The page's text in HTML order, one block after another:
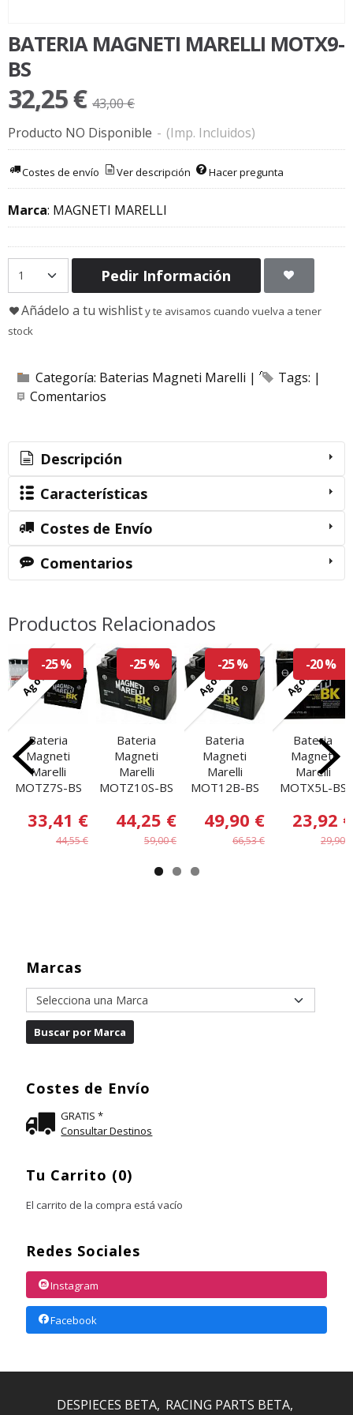
Marcas
Costes de Envío
GRATIS *
Consultar Destinos
Tu Carrito (0)
El carrito de la compra está vacío
Redes Sociales
Instagram
Facebook
BATERIA MAGNETI MARELLI MOTX9-
BS
32,25 € 43,00 €
Producto NO Disponible - (Imp. Incluidos)
Costes de envío Ver descripción Hacer pregunta
Marca: MAGNETI MARELLI
Pedir Información
Añádelo a tu wishlisty te avisamos cuando vuelva a tener
stock
Categoría: Baterias Magneti Marelli | Tags: |
Comentarios
Descripción
Características
Costes de Envío
Comentarios
Productos Relacionados
Agotado
-25 %
Bateria
Magneti
Marelli
MOTZ7S-BS
33,41 €
44,55 €
-25 %
Bateria
Magneti
Marelli
MOTZ10S-BS
44,25 €
59,00 €
Agotado
-25 %
Bateria
Magneti
Marelli
MOT12B-BS
49,90 €
66,53 €
Agotado
-20 %
Bateria
Magneti
Marelli
MOTX5L-BS
23,92 €
29,90 €
DESPIECES BETA RACING PARTS BETA